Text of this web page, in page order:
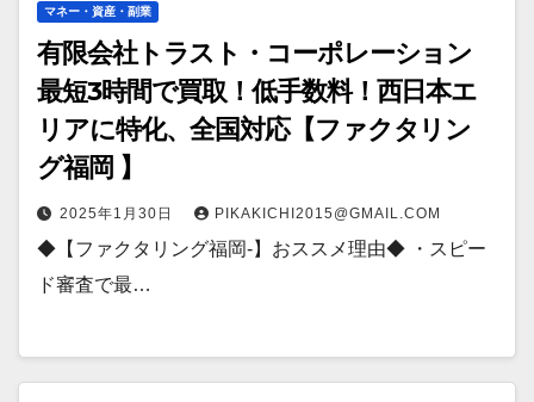
マネー・資産・副業
有限会社トラスト・コーポレーション
最短3時間で買取！低手数料！西日本エ
リアに特化、全国対応【ファクタリン
グ福岡 】
2025年1月30日 PIKAKICHI2015@GMAIL.COM
◆【ファクタリング福岡-】おススメ理由◆ ・スピー
ド審査で最…